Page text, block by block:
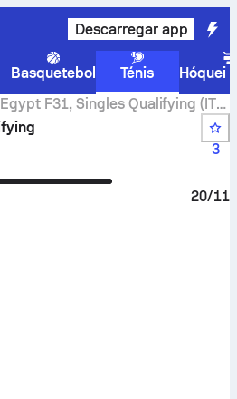
Descarregar app
Basquetebol Ténis
Hóquei
Egypt F31, Singles Qualifying (ITF)
direto
in unique tournament
3
20/11